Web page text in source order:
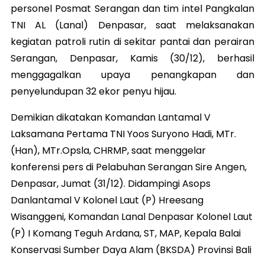
personel Posmat Serangan dan tim intel Pangkalan
TNI AL (Lanal) Denpasar, saat melaksanakan
kegiatan patroli rutin di sekitar pantai dan perairan
Serangan, Denpasar, Kamis (30/12), berhasil
menggagalkan upaya penangkapan dan
penyelundupan 32 ekor penyu hijau.
Demikian dikatakan Komandan Lantamal V
Laksamana Pertama TNI Yoos Suryono Hadi, MTr.
(Han), MTr.Opsla, CHRMP, saat menggelar
konferensi pers di Pelabuhan Serangan Sire Angen,
Denpasar, Jumat (31/12). Didampingi Asops
Danlantamal V Kolonel Laut (P) Hreesang
Wisanggeni, Komandan Lanal Denpasar Kolonel Laut
(P) I Komang Teguh Ardana, ST, MAP, Kepala Balai
Konservasi Sumber Daya Alam (BKSDA) Provinsi Bali